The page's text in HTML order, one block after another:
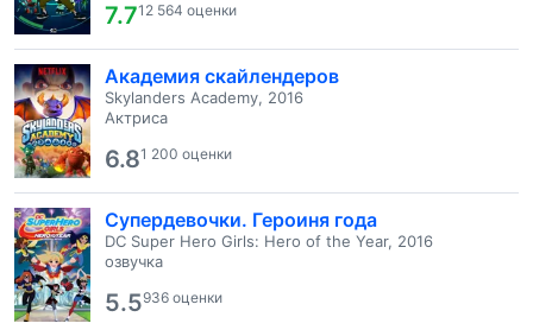
7.712 564 оценки
Академия скайлендеров
Skylanders Academy, 2016
Актриса
6.81 200 оценки
Супердевочки. Героиня года
DC Super Hero Girls: Hero of the Year, 2016
озвучка
5.5936 оценки